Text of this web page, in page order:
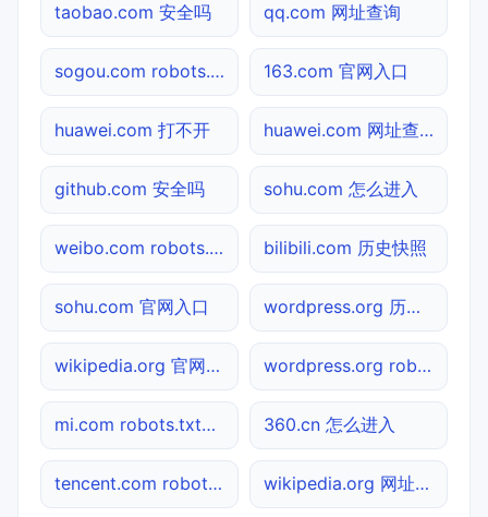
taobao.com 安全吗 qq.com 网址查询
sogou.com robots.txt检测 163.com 官网入口
huawei.com 打不开 huawei.com 网址查询
github.com 安全吗 sohu.com 怎么进入
weibo.com robots.txt检测 bilibili.com 历史快照
sohu.com 官网入口 wordpress.org 历史快照
wikipedia.org 官网入口 wordpress.org robots.txt检测
mi.com robots.txt检测 360.cn 怎么进入
tencent.com robots.txt检测 wikipedia.org 网址查询